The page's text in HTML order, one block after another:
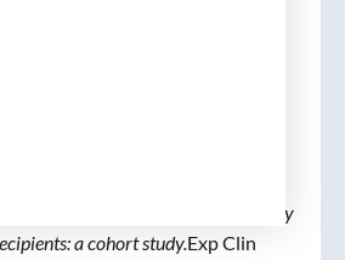
Invasive aspergillosis in kidney
a cohort study.Exp Clin